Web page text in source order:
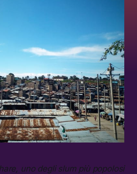
uno degli slum più popolosi